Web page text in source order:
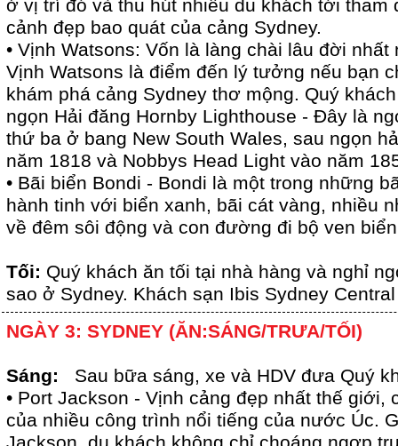
ở vị trí đó và thu hút nhiều du khách tới
cảnh đẹp bao quát của cảng Sydney.
• Vịnh Watsons: Vốn là làng chài lâu đời
Vịnh Watsons là điểm đến lý tưởng nếu bạn
khám phá cảng Sydney thơ mộng. Quý
ngọn Hải đăng Hornby Lighthouse - Đây là
thứ ba ở bang New South Wales, sau ngọn
năm 1818 và Nobbys Head Light vào năm
• Bãi biển Bondi - Bondi là một trong những
hành tinh với biển xanh, bãi cát vàng, nhiều
về đêm sôi động và con đường đi bộ ven
Tối: Quý khách ăn tối tại nhà hàng và nghỉ
sao ở Sydney. Khách sạn Ibis Sydney
NGÀY 3: SYDNEY (ĂN:SÁNG/TRƯA/TỐI)
Sáng:
Sau bữa sáng, xe và HDV đưa Quý
• Port Jackson - Vịnh cảng đẹp nhất thế giới,
của nhiều công trình nổi tiếng của nước Úc.